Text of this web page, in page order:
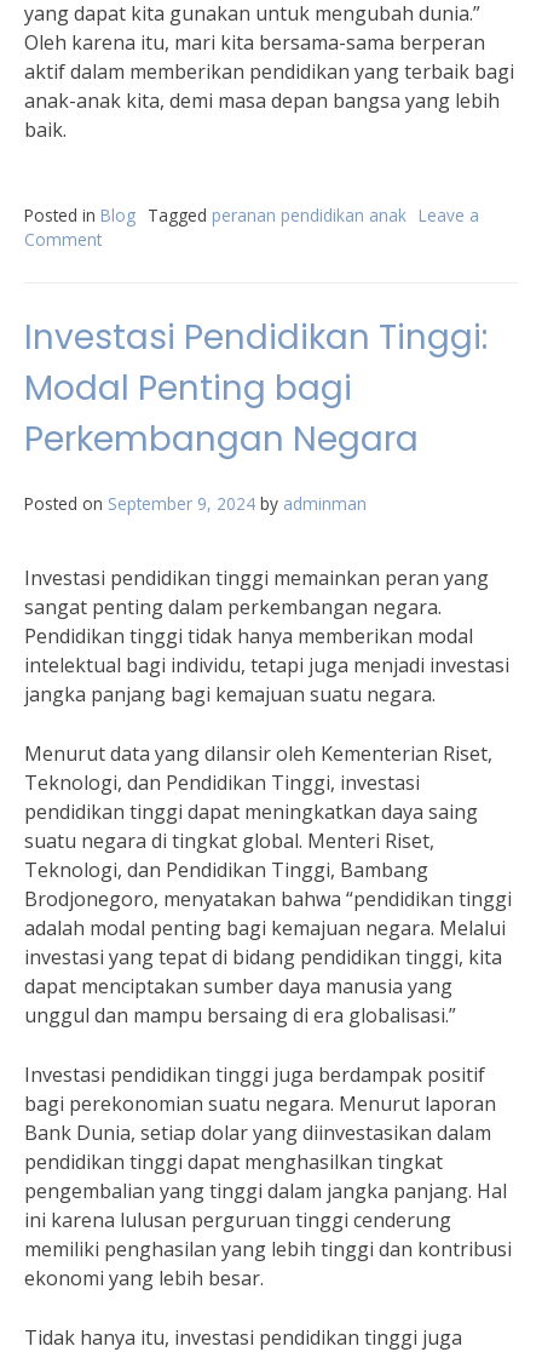
yang dapat kita gunakan untuk mengubah dunia.”
Oleh karena itu, mari kita bersama-sama berperan
aktif dalam memberikan pendidikan yang terbaik bagi
anak-anak kita, demi masa depan bangsa yang lebih
baik.
Posted in Blog Tagged peranan pendidikan anak Leave a
Comment
Anak
Pembangunan
Investasi Pendidikan Tinggi:
Modal Penting bagi
Perkembangan Negara
Posted on September 9, 2024 by adminman
Investasi pendidikan tinggi memainkan peran yang
sangat penting dalam perkembangan negara.
Pendidikan tinggi tidak hanya memberikan modal
intelektual bagi individu, tetapi juga menjadi investasi
jangka panjang bagi kemajuan suatu negara.
Menurut data yang dilansir oleh Kementerian Riset,
Teknologi, dan Pendidikan Tinggi, investasi
pendidikan tinggi dapat meningkatkan daya saing
suatu negara di tingkat global. Menteri Riset,
Teknologi, dan Pendidikan Tinggi, Bambang
Brodjonegoro, menyatakan bahwa “pendidikan tinggi
adalah modal penting bagi kemajuan negara. Melalui
investasi yang tepat di bidang pendidikan tinggi, kita
dapat menciptakan sumber daya manusia yang
unggul dan mampu bersaing di era globalisasi.”
Investasi pendidikan tinggi juga berdampak positif
bagi perekonomian suatu negara. Menurut laporan
Bank Dunia, setiap dolar yang diinvestasikan dalam
pendidikan tinggi dapat menghasilkan tingkat
pengembalian yang tinggi dalam jangka panjang. Hal
ini karena lulusan perguruan tinggi cenderung
memiliki penghasilan yang lebih tinggi dan kontribusi
ekonomi yang lebih besar.
Tidak hanya itu, investasi pendidikan tinggi juga